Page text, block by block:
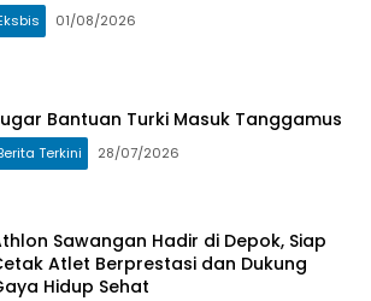
01/08/2026
Bantuan Turki Masuk Tanggamus
Terkini 28/07/2026
Sawangan Hadir di Depok, Siap
Atlet Berprestasi dan Dukung
Hidup Sehat